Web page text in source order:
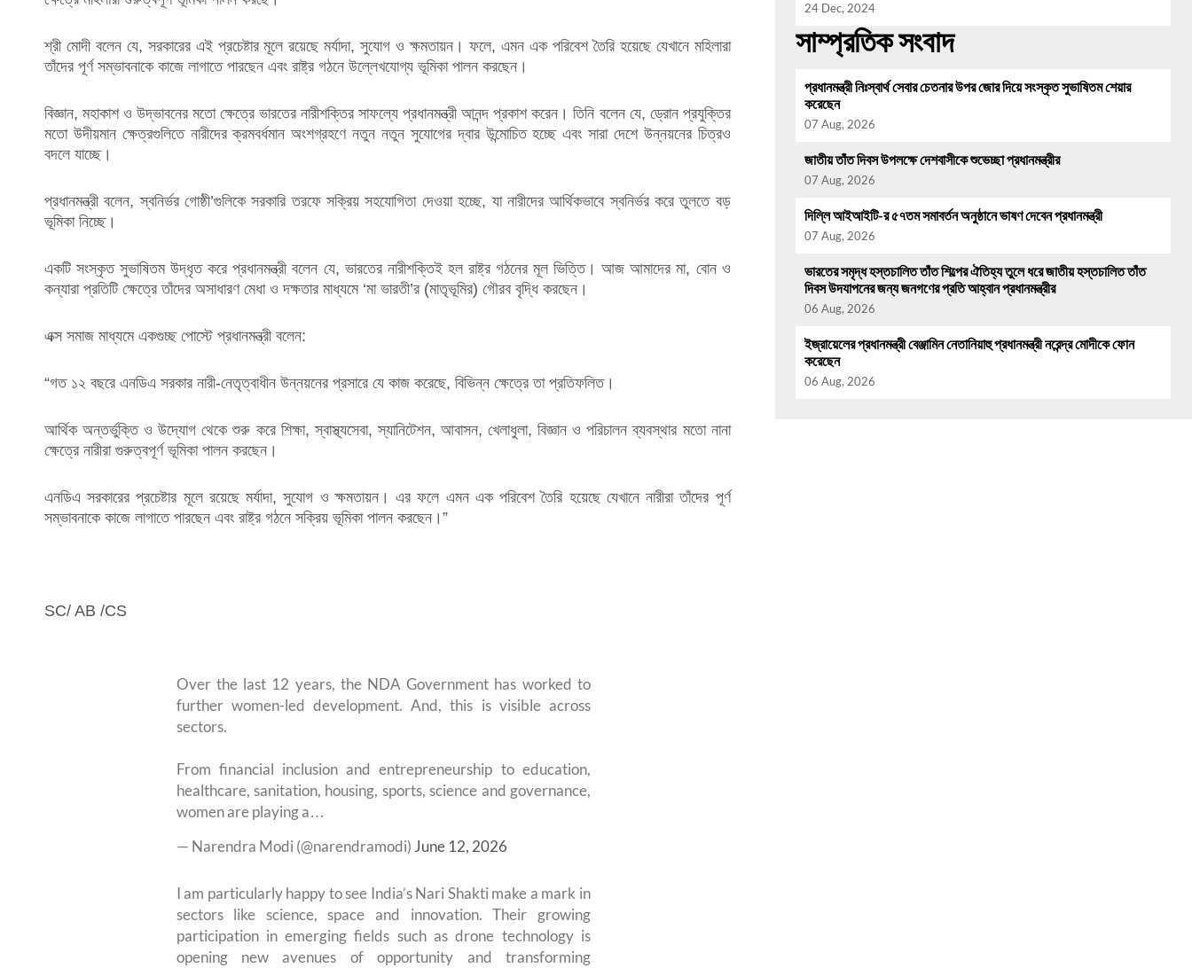
শ্রী মোদী বলেন যে, সরকারের এই প্রচেষ্টার মূলে রয়েছে মর্যাদা, সুযোগ ও ক্ষমতায়ন। ফলে, এমন এক পরিবেশ তৈরি হয়েছে যেখানে মহিলারা
তাঁদের পূর্ণ সম্ভাবনাকে কাজে লাগাতে পারছেন এবং রাষ্ট্র গঠনে উল্লেখযোগ্য ভূমিকা পালন করছেন।
বিজ্ঞান, মহাকাশ ও উদ্ভাবনের মতো ক্ষেত্রে ভারতের নারীশক্তির সাফল্যে প্রধানমন্ত্রী আনন্দ প্রকাশ করেন। তিনি বলেন যে, ড্রোন প্রযুক্তির
মতো উদীয়মান ক্ষেত্রগুলিতে নারীদের ক্রমবর্ধমান অংশগ্রহণে নতুন নতুন সুযোগের দ্বার উন্মোচিত হচ্ছে এবং সারা দেশে উন্নয়নের চিত্রও
বদলে যাচ্ছে।
প্রধানমন্ত্রী বলেন, স্বনির্ভর গোষ্ঠী’গুলিকে সরকারি তরফে সক্রিয় সহযোগিতা দেওয়া হচ্ছে, যা নারীদের আর্থিকভাবে স্বনির্ভর করে তুলতে বড়
ভূমিকা নিচ্ছে।
একটি সংস্কৃত সুভাষিতম উদ্ধৃত করে প্রধানমন্ত্রী বলেন যে, ভারতের নারীশক্তিই হল রাষ্ট্র গঠনের মূল ভিত্তি। আজ আমাদের মা, বোন ও
কন্যারা প্রতিটি ক্ষেত্রে তাঁদের অসাধারণ মেধা ও দক্ষতার মাধ্যমে ‘মা ভারতী’র (মাতৃভূমির) গৌরব বৃদ্ধি করছেন।
এক্স সমাজ মাধ্যমে একগুচ্ছ পোস্টে প্রধানমন্ত্রী বলেন:
“গত ১২ বছরে এনডিএ সরকার নারী-নেতৃত্বাধীন উন্নয়নের প্রসারে যে কাজ করেছে, বিভিন্ন ক্ষেত্রে তা প্রতিফলিত।
আর্থিক অন্তর্ভুক্তি ও উদ্যোগ থেকে শুরু করে শিক্ষা, স্বাস্থ্যসেবা, স্যানিটেশন, আবাসন, খেলাধুলা, বিজ্ঞান ও পরিচালন ব্যবস্থার মতো নানা
ক্ষেত্রে নারীরা গুরুত্বপূর্ণ ভূমিকা পালন করছেন।
এনডিএ সরকারের প্রচেষ্টার মূলে রয়েছে মর্যাদা, সুযোগ ও ক্ষমতায়ন। এর ফলে এমন এক পরিবেশ তৈরি হয়েছে যেখানে নারীরা তাঁদের পূর্ণ
সম্ভাবনাকে কাজে লাগাতে পারছেন এবং রাষ্ট্র গঠনে সক্রিয় ভূমিকা পালন করছেন।”
SC/ AB /CS
Over the last 12 years, the NDA Government has worked to
further women-led development. And, this is visible across
sectors.
From financial inclusion and entrepreneurship to education,
healthcare, sanitation, housing, sports, science and governance,
women are playing a…
— Narendra Modi (@narendramodi)June 12, 2026
I am particularly happy to see India’s Nari Shakti make a mark in
sectors like science, space and innovation. Their growing
participation in emerging fields such as drone technology is
opening new avenues of opportunity and transforming
24 Dec, 2024
সাম্প্রতিক সংবাদ
প্রধানমন্ত্রী নিঃস্বার্থ সেবার চেতনার উপর জোর দিয়ে সংস্কৃত সুভাষিতম শেয়ার
করেছেন
07 Aug, 2026
জাতীয় তাঁত দিবস উপলক্ষে দেশবাসীকে শুভেচ্ছা প্রধানমন্ত্রীর
07 Aug, 2026
দিল্লি আইআইটি-র ৫৭তম সমাবর্তন অনুষ্ঠানে ভাষণ দেবেন প্রধানমন্ত্রী
07 Aug, 2026
ভারতের সমৃদ্ধ হস্তচালিত তাঁত শিল্পের ঐতিহ্য তুলে ধরে জাতীয় হস্তচালিত তাঁত
দিবস উদযাপনের জন্য জনগণের প্রতি আহ্বান প্রধানমন্ত্রীর
06 Aug, 2026
ইজ্রায়েলের প্রধানমন্ত্রী বেঞ্জামিন নেতানিয়াহু প্রধানমন্ত্রী নরেন্দ্র মোদীকে ফোন
করেছেন
06 Aug, 2026